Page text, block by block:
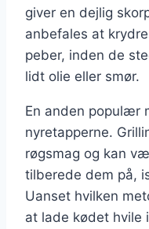
giver en dejlig
anbefales at
peber, inden de
lidt olie eller smør.
En anden populær
nyretapperne.
røgsmag og kan
tilberede dem på,
Uanset hvilken
at lade kødet hvile